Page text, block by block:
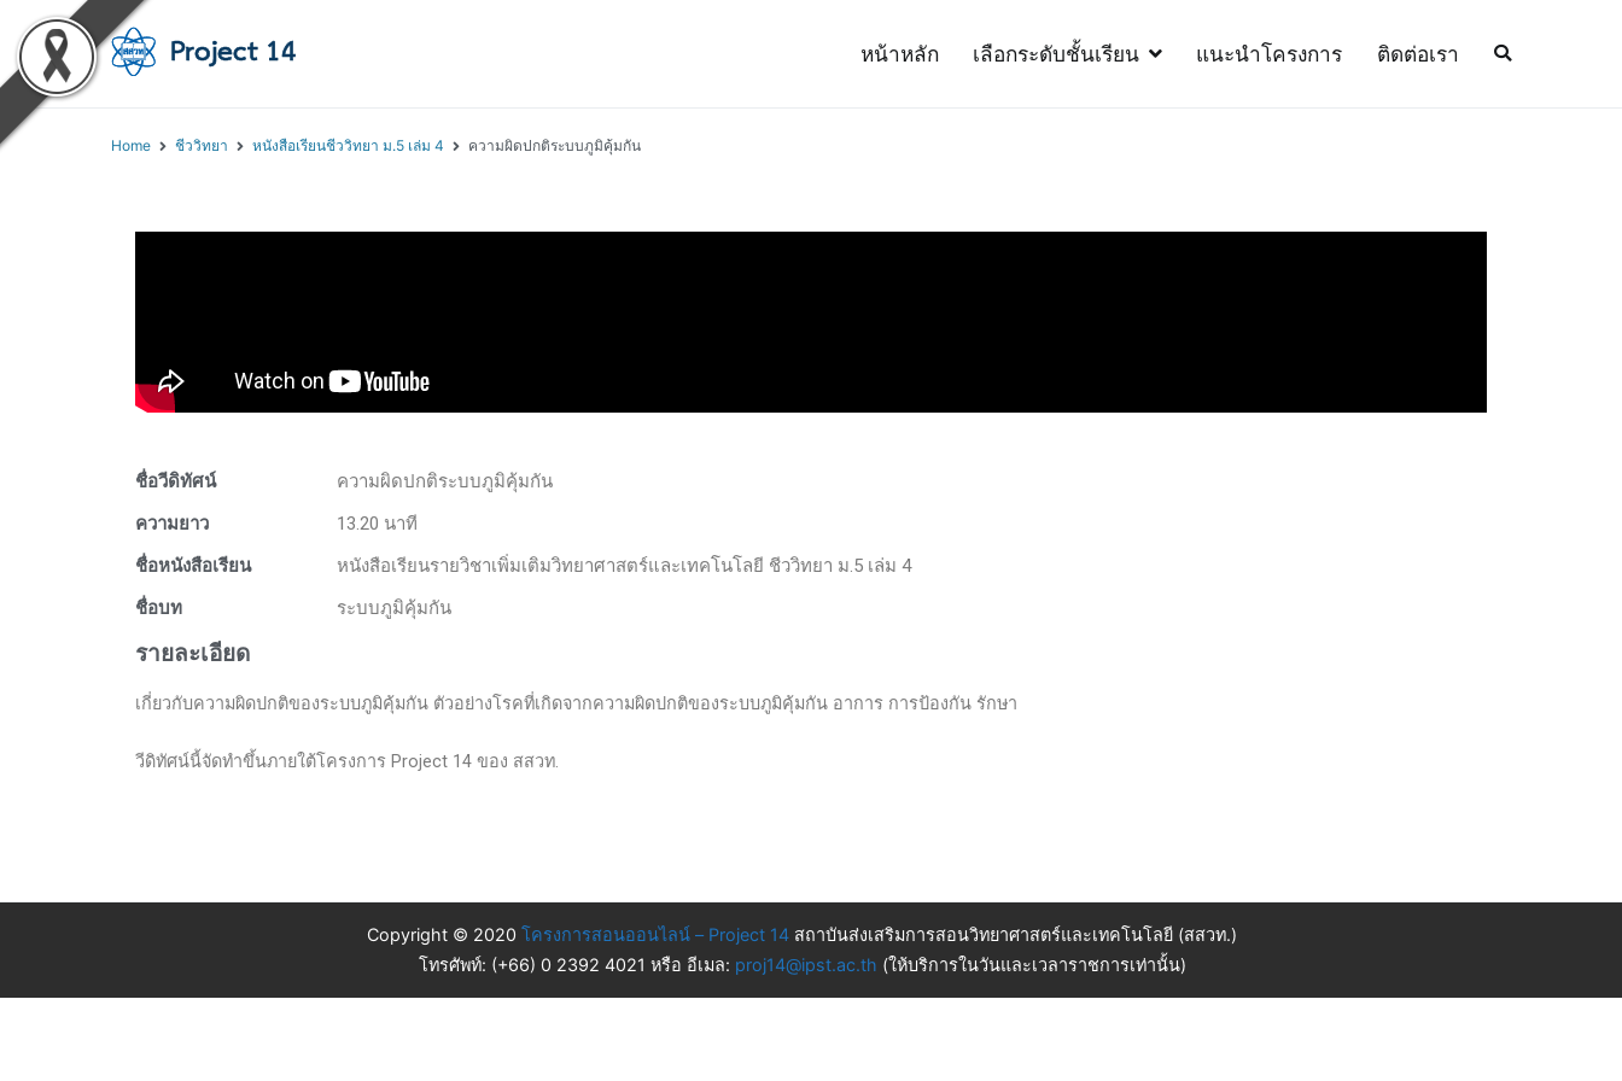
หน้าหลัก เลือกระดับชั้นเรียน แนะนำโครงการ ติดต่อเรา
Home ชีววิทยา หนังสือเรียนชีววิทยา ม.5 เล่ม 4 ความผิดปกติระบบภูมิคุ้มกัน
ชื่อวีดิทัศน์
ความผิดปกติระบบภูมิคุ้มกัน
ความยาว
13.20 นาที
ชื่อหนังสือเรียน
หนังสือเรียนรายวิชาเพิ่มเติมวิทยาศาสตร์และเทคโนโลยี ชีววิทยา ม.5 เล่ม 4
ชื่อบท
ระบบภูมิคุ้มกัน
รายละเอียด
เกี่ยวกับความผิดปกติของระบบภูมิคุ้มกัน ตัวอย่างโรคที่เกิดจากความผิดปกติของระบบภูมิคุ้มกัน อาการ การป้องกัน รักษา
วีดิทัศน์นี้จัดทำขึ้นภายใต้โครงการ Project 14 ของ สสวท.
Copyright © 2020 โครงการสอนออนไลน์ – Project 14 สถาบันส่งเสริมการสอนวิทยาศาสตร์และเทคโนโลยี (สสวท.)
โทรศัพท์: (+66) 0 2392 4021 หรือ อีเมล: proj14@ipst.ac.th (ให้บริการในวันและเวลาราชการเท่านั้น)